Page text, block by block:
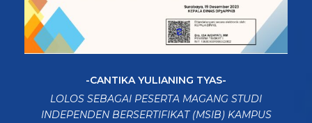
-CANTIKA YULIANING TYAS-
LOLOS SEBAGAI PESERTA MAGANG STUDI
INDEPENDEN BERSERTIFIKAT (MSIB) KAMPUS